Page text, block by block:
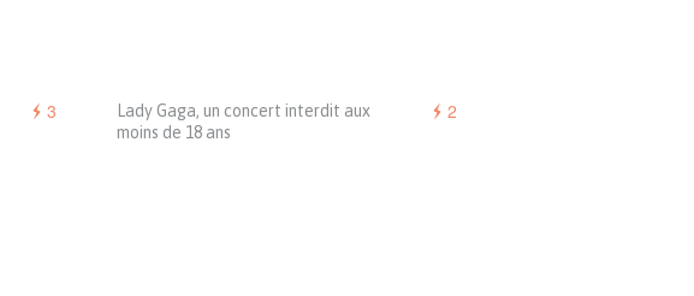
3 2
Lady Gaga, un concert interdit aux
moins de 18 ans